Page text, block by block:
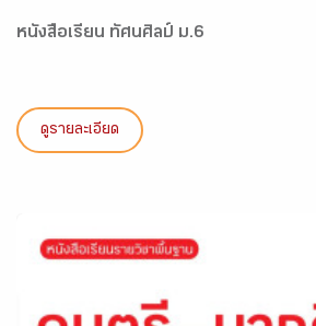
หนังสือเรียน ทัศนศิลป์ ม.6
ดูรายละเอียด